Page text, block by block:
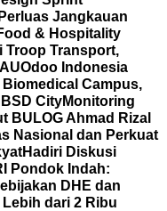
Jangkauan
& Hospitality
Troop Transport,
Odoo Indonesia
Campus,
CityMonitoring
BULOG Ahmad Rizal
Nasional dan Perkuat
Hadiri Diskusi
Pondok Indah:
DHE dan
dari 2 Ribu